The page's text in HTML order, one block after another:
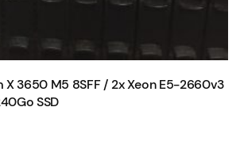
X 3650 M5 8SFF / 2x Xeon E5-2660v3
SSD